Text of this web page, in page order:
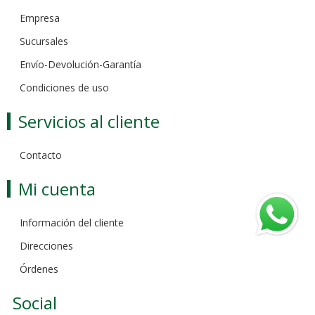
Empresa
Sucursales
Envío-Devolución-Garantía
Condiciones de uso
Servicios al cliente
Contacto
Mi cuenta
Información del cliente
Direcciones
Órdenes
Social